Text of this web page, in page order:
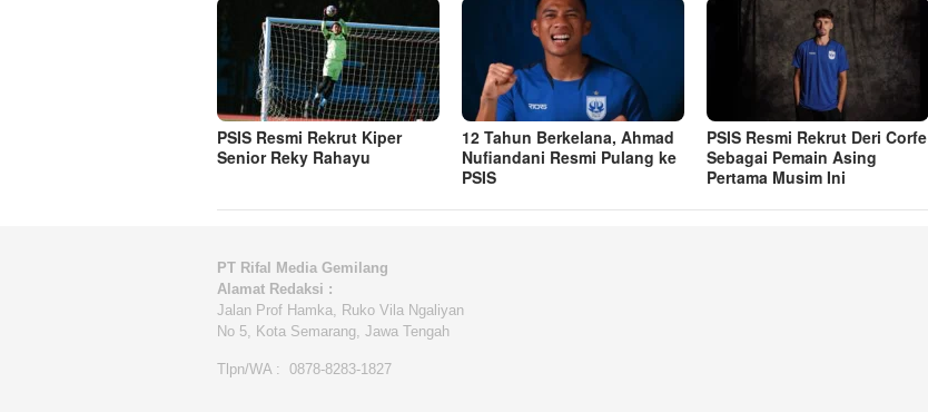
PSIS Resmi Rekrut Kiper
Senior Reky Rahayu
12 Tahun Berkelana, Ahmad
Nufiandani Resmi Pulang ke
PSIS
PSIS Resmi Rekrut Deri Corfe
Sebagai Pemain Asing
Pertama Musim Ini
PT Rifal Media Gemilang
Alamat Redaksi :
Jalan Prof Hamka, Ruko Vila Ngaliyan
No 5, Kota Semarang, Jawa Tengah
Tlpn/WA : 0878-8283-1827